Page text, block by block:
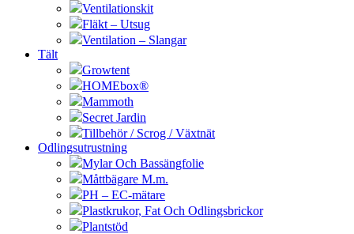
Ventilationskit
Fläkt – Utsug
Ventilation – Slangar
Tält
Growtent
HOMEbox®
Mammoth
Secret Jardin
Tillbehör / Scrog / Växtnät
Odlingsutrustning
Mylar Och Bassängfolie
Måttbägare M.m.
PH – EC-mätare
Plastkrukor, Fat Och Odlingsbrickor
Plantstöd